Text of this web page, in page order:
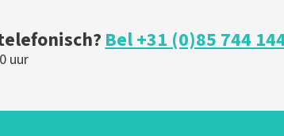
Bel +31 (0)85 744
uur